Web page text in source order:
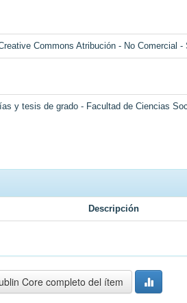
Commons Atribución - No Comercial
y tesis de grado - Facultad de Ciencias
Descripción
Core completo del ítem